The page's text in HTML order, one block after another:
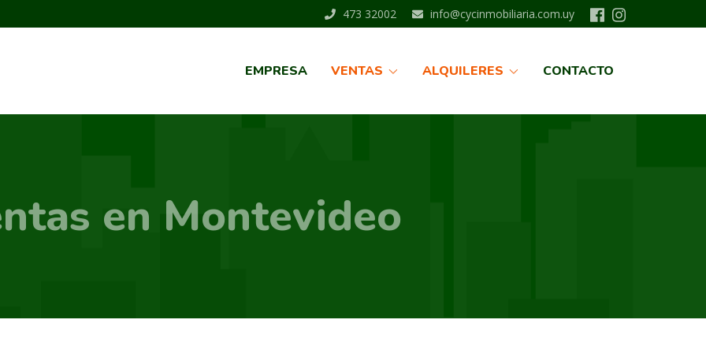
473 32002 info@cycinmobiliaria.com.uy
EMPRESA VENTAS ALQUILERES CONTACTO
en Montevideo